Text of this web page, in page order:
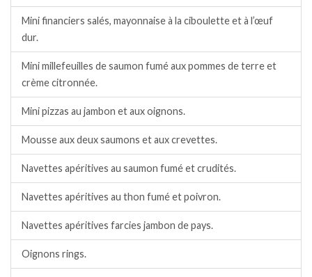
Mini financiers salés, mayonnaise à la ciboulette et à l’œuf
dur.
Mini millefeuilles de saumon fumé aux pommes de terre et
crème citronnée.
Mini pizzas au jambon et aux oignons.
Mousse aux deux saumons et aux crevettes.
Navettes apéritives au saumon fumé et crudités.
Navettes apéritives au thon fumé et poivron.
Navettes apéritives farcies jambon de pays.
Oignons rings.